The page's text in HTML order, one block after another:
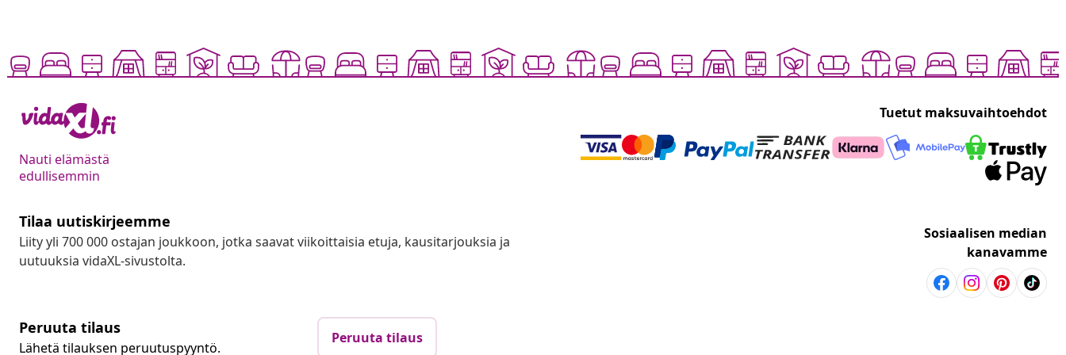
Nauti elämästä
edullisemmin
Tuetut maksuvaihtoehdot
Tilaa uutiskirjeemme
Liity yli 700 000 ostajan joukkoon, jotka saavat viikoittaisia etuja, kausitarjouksia ja
uutuuksia vidaXL-sivustolta.
Sosiaalisen median
kanavamme
Peruuta tilaus
Lähetä tilauksen peruutuspyyntö.
Peruuta tilaus